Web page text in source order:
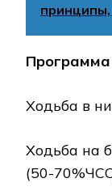
Программа
Ходьба в
Ходьба на
(50-